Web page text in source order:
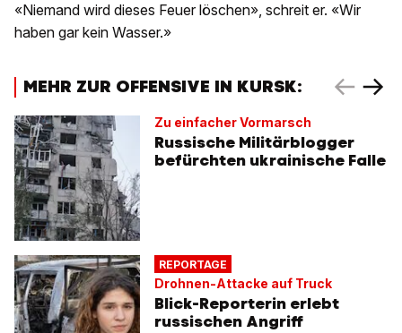
«Niemand wird dieses Feuer löschen», schreit er. «Wir
haben gar kein Wasser.»
MEHR ZUR OFFENSIVE IN KURSK:
Zu einfacher Vormarsch
Russische Militärblogger
befürchten ukrainische Falle
REPORTAGE
Drohnen-Attacke auf Truck
Blick-Reporterin erlebt
russischen Angriff